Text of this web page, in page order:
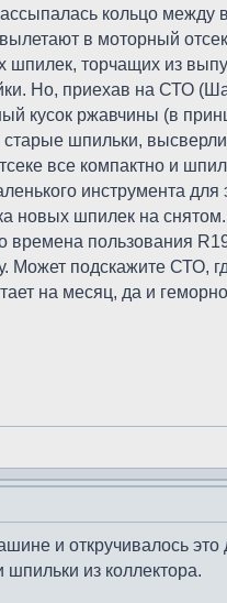
кольцо между
в моторный
шпилек, торчащих из
Но, приехав на СТО
кусок ржавчины (в
шпильки,
все компактно и
инструмента
новых шпилек на
времена пользования
подскажите СТО,
на месяц, да и
и откручивалось это
из коллектора.